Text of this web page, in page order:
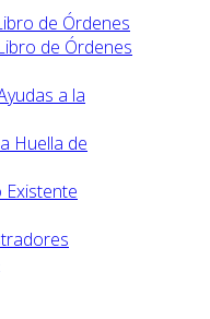
de Órdenes
de Órdenes
a la
Huella de
Existente